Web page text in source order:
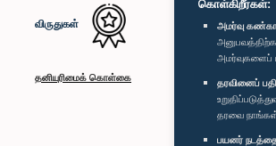
கொள்கிறீர்கள்:
அமர்வு
அமர்வுகளைப்
தரவினைப்
தரவை
பயனர் நடத்தை
விருதுகள்
தனியுரிமைக் கொள்கை